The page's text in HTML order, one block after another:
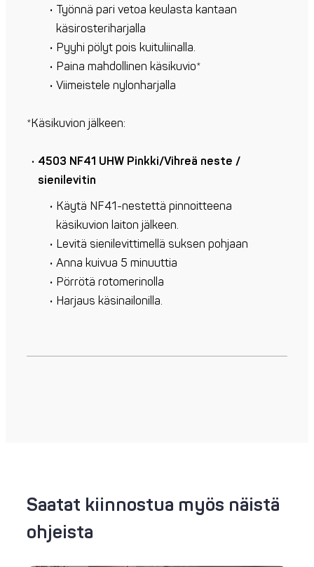
Työnnä pari vetoa keulasta kantaan
käsirosteriharjalla
Pyyhi pölyt pois kuituliinalla.
Paina mahdollinen käsikuvio*
Viimeistele nylonharjalla
*Käsikuvion jälkeen:
4503 NF41 UHW Pinkki/Vihreä neste /
sienilevitin
Käytä NF41-nestettä pinnoitteena
käsikuvion laiton jälkeen.
Levitä sienilevittimellä suksen pohjaan
Anna kuivua 5 minuuttia
Pörrötä rotomerinolla
Harjaus käsinailonilla.
Saatat kiinnostua myös näistä
ohjeista